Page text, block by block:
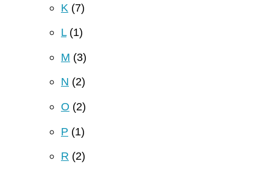
K (7)
L(1)
M (3)
N (2)
O (2)
P (1)
R (2)